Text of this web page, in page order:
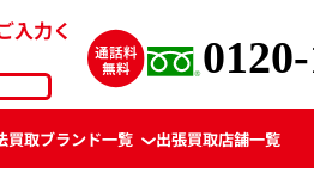
入力く
買取ブランド一覧 出張買取店舗一覧